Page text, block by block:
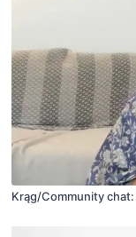
Krąg/Community